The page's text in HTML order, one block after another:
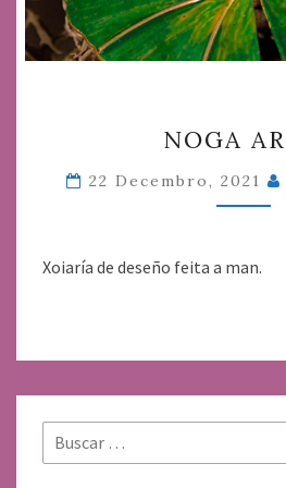
NOGA
22 Decembro, 2021
Xoiaría de deseño feita a man.
Buscar: